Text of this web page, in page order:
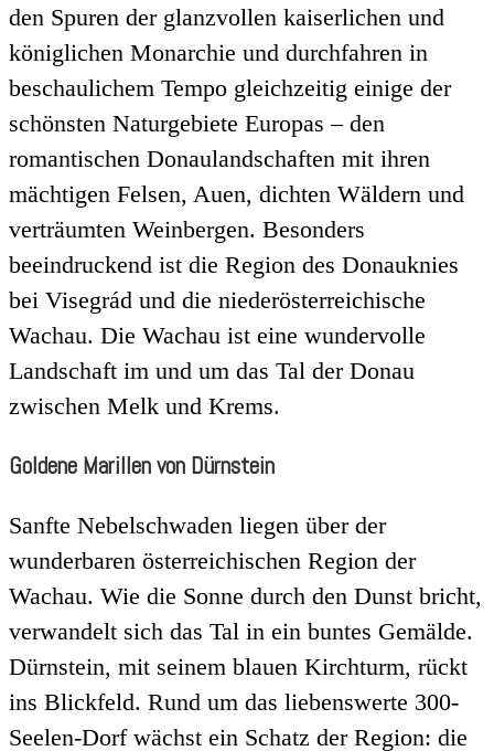
den Spuren der glanzvollen kaiserlichen und
königlichen Monarchie und durchfahren in
beschaulichem Tempo gleichzeitig einige der
schönsten Naturgebiete Europas – den
romantischen Donaulandschaften mit ihren
mächtigen Felsen, Auen, dichten Wäldern und
verträumten Weinbergen. Besonders
beeindruckend ist die Region des Donauknies
bei Visegrád und die niederösterreichische
Wachau. Die Wachau ist eine wundervolle
Landschaft im und um das Tal der Donau
zwischen Melk und Krems.
Goldene Marillen von Dürnstein
Sanfte Nebelschwaden liegen über der
wunderbaren österreichischen Region der
Wachau. Wie die Sonne durch den Dunst bricht,
verwandelt sich das Tal in ein buntes Gemälde.
Dürnstein, mit seinem blauen Kirchturm, rückt
ins Blickfeld. Rund um das liebenswerte 300-
Seelen-Dorf wächst ein Schatz der Region: die